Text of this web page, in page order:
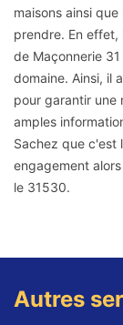
maisons ainsi
prendre. En
de Maçonnerie
domaine. Ainsi, il
pour garantir une
amples
Sachez que c'est
engagement
le 31530.
Autres